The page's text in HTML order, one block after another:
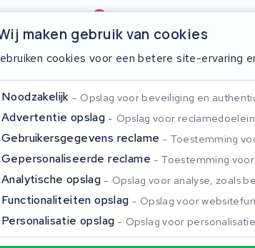
4,6/5
4,6/5 op Google 510+ merken 825+ accu's
maken gebruik van cookies
cookies voor een betere site-ervaring
Noodzakelijk Opslag voor beveiliging en
Advertentie opslag Opslag voor
Gebruikersgegevens reclame Toestemming
Gepersonaliseerde reclame Toestemming
Analytische opslag Opslag voor analyse, zoals
Functionaliteiten opslag Opslag voor
Personalisatie opslag Opslag voor
revisie Accu reparatie
Sluiten